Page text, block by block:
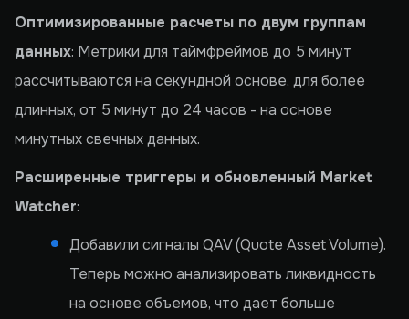
Оптимизированные расчеты по двум группам
данных: Метрики для таймфреймов до 5 минут
рассчитываются на секундной основе, для более
длинных, от 5 минут до 24 часов - на основе
минутных свечных данных.
Расширенные триггеры и обновленный Market
Watcher:
Добавили сигналы QAV (Quote Asset Volume).
Теперь можно анализировать ликвидность
на основе объемов, что дает больше